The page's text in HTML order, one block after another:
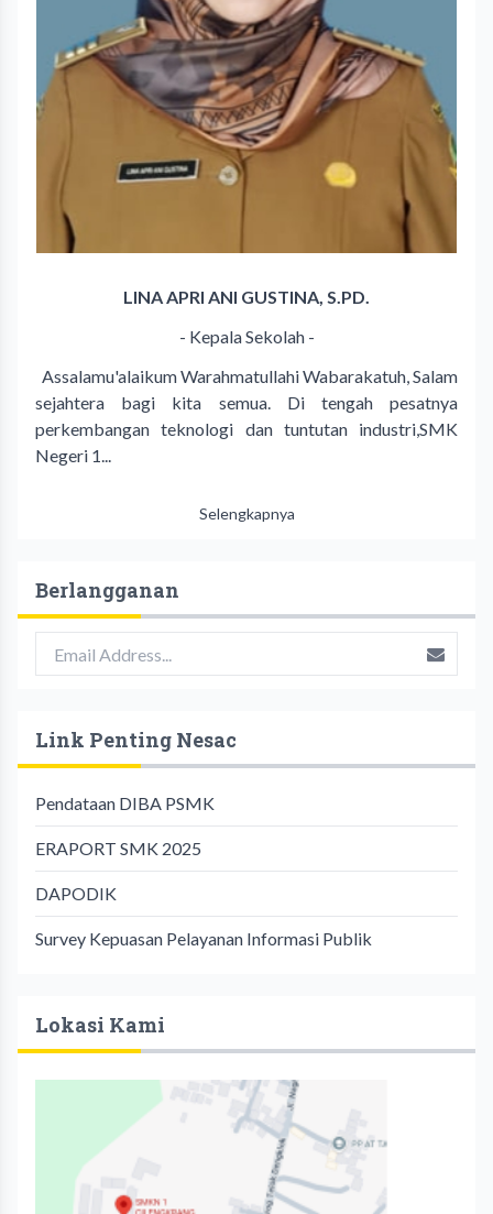
LINA APRI ANI GUSTINA, S.PD.
- Kepala Sekolah -
Assalamu'alaikum Warahmatullahi Wabarakatuh, Salam
sejahtera bagi kita semua. Di tengah pesatnya
perkembangan teknologi dan tuntutan industri,SMK
Negeri 1...
Selengkapnya
Berlangganan
Link Penting Nesac
Pendataan DIBA PSMK
ERAPORT SMK 2025
DAPODIK
Survey Kepuasan Pelayanan Informasi Publik
Lokasi Kami